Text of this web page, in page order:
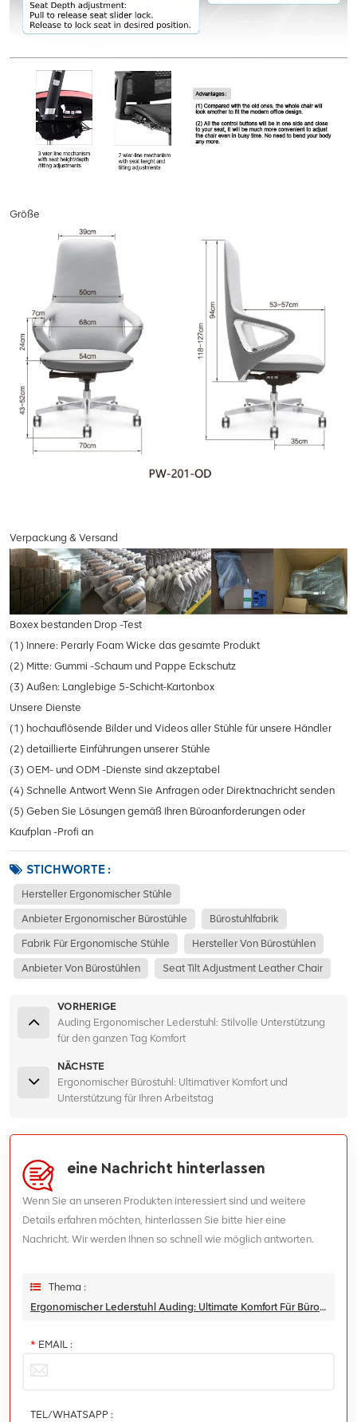
Größe
Verpackung & Versand
Boxex bestanden Drop -Test
(1) Innere: Perarly Foam Wicke das gesamte Produkt
(2) Mitte: Gummi -Schaum und Pappe Eckschutz
(3) Außen: Langlebige 5-Schicht-Kartonbox
Unsere Dienste
(1) hochauflösende Bilder und Videos aller Stühle für unsere Händler
(2) detaillierte Einführungen unserer Stühle
(3) OEM- und ODM -Dienste sind akzeptabel
(4) Schnelle Antwort Wenn Sie Anfragen oder Direktnachricht senden
(5) Geben Sie Lösungen gemäß Ihren Büroanforderungen oder
Kaufplan -Profi an
STICHWORTE :
Hersteller Ergonomischer Stühle
Anbieter Ergonomischer Bürostühle Bürostuhlfabrik
Fabrik Für Ergonomische Stühle Hersteller Von Bürostühlen
Anbieter Von Bürostühlen Seat Tilt Adjustment Leather Chair
VORHERIGE
Auding Ergonomischer Lederstuhl: Stilvolle Unterstützung
für den ganzen Tag Komfort
NÄCHSTE
Ergonomischer Bürostuhl: Ultimativer Komfort und
Unterstützung für Ihren Arbeitstag
eine Nachricht hinterlassen
Wenn Sie an unseren Produkten interessiert sind und weitere
Details erfahren möchten, hinterlassen Sie bitte hier eine
Nachricht. Wir werden Ihnen so schnell wie möglich antworten.
Thema :
Ergonomischer Lederstuhl Auding: Ultimate Komfort Für Büro- Und Hausgebrauch
* EMAIL :
TEL/WHATSAPP :